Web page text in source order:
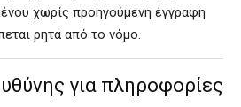
χωρίς προηγούμενη έγγραφη
ρητά από το νόμο.
για πληροφορίες